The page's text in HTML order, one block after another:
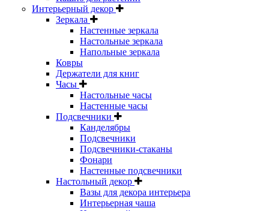
Интерьерный декор
Зеркала
Настенные зеркала
Настольные зеркала
Напольные зеркала
Ковры
Держатели для книг
Часы
Настольные часы
Настенные часы
Подсвечники
Канделябры
Подсвечники
Подсвечники-стаканы
Фонари
Настенные подсвечники
Настольный декор
Вазы для декора интерьера
Интерьерная чаша